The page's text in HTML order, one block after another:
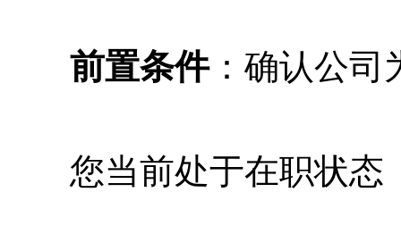
前置条件：确认公司
您当前处于在职状态